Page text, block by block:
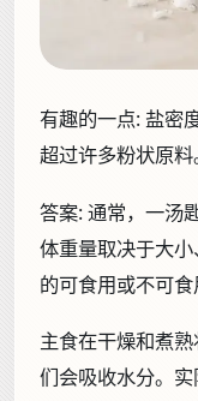
有趣的一点: 盐密
超过许多粉状原料
答案:通常，一汤
体重量取决于大
的可食用或不可食
主食在干燥和煮
们会吸收水分。